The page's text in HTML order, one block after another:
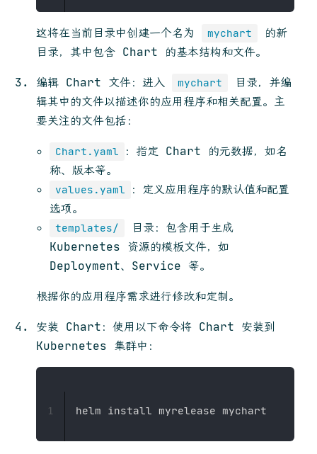
这将在当前目录中创建一个名为 mychart
的新
目录，其中包含 Chart 的基本结构和文件。
编辑 Chart 文件：进入 mychart
目录，并编
辑其中的文件以描述你的应用程序和相关配置。主
要关注的文件包括：
Chart.yaml
：指定 Chart 的元数据，如名
称、版本等。
values.yaml
：定义应用程序的默认值和配置
选项。
templates/
目录：包含用于生成
Kubernetes 资源的模板文件，如
Deployment、Service 等。
根据你的应用程序需求进行修改和定制。
安装 Chart：使用以下命令将 Chart 安装到
Kubernetes 集群中：
1